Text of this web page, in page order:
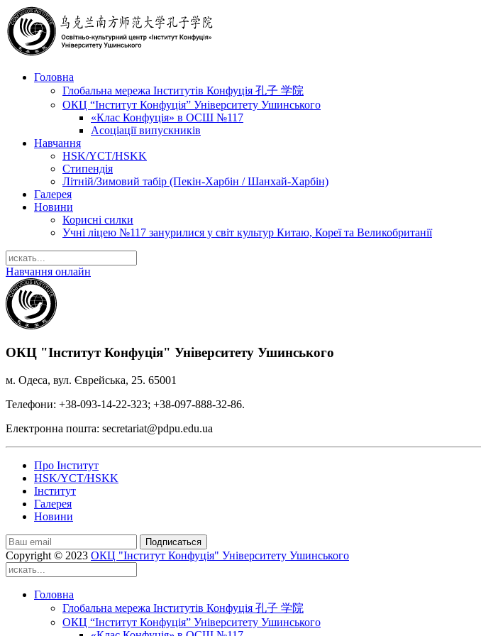
Головна
Глобальна мережа Інститутів Конфуція 孔子 学院
ОКЦ “Інститут Конфуція” Університету Ушинського
«Клас Конфуція» в ОСШ №117
Асоціації випускників
Навчання
HSK/YCT/HSKK
Стипендія
Літній/Зимовий табір (Пекін-Харбін / Шанхай-Харбін)
Галерея
Новини
Корисні силки
Учні ліцею №117 занурилися у світ культур Китаю, Кореї та Великобританії
Навчання онлайн
ОКЦ "Інститут Конфуція" Університету Ушинського
м. Одеса, вул. Єврейська, 25. 65001
Телефони: +38-093-14-22-323; +38-097-888-32-86.
Електронна пошта: secretariat@pdpu.edu.ua
Про Інститут
HSK/YCT/HSKK
Інститут
Галерея
Новини
Подписаться
Copyright © 2023 ОКЦ "Інститут Конфуція" Університету Ушинського
Головна
Глобальна мережа Інститутів Конфуція 孔子 学院
ОКЦ “Інститут Конфуція” Університету Ушинського